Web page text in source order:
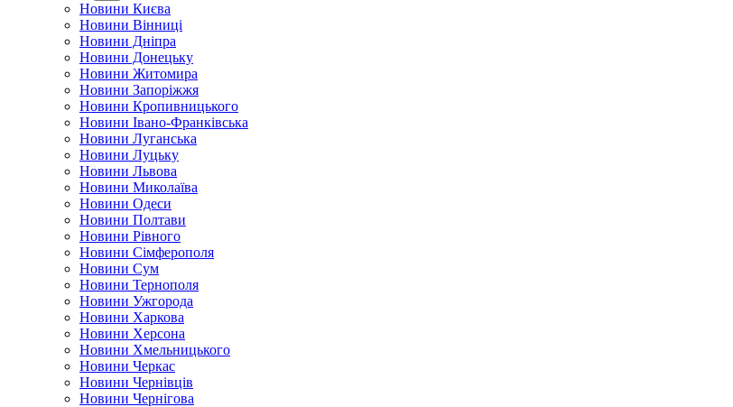
Новини Києва
Новини Вінниці
Новини Дніпра
Новини Донецьку
Новини Житомира
Новини Запоріжжя
Новини Кропивницького
Новини Івано-Франківська
Новини Луганська
Новини Луцьку
Новини Львова
Новини Миколаїва
Новини Одеси
Новини Полтави
Новини Рівного
Новини Сімферополя
Новини Сум
Новини Тернополя
Новини Ужгорода
Новини Харкова
Новини Херсона
Новини Хмельницького
Новини Черкас
Новини Чернівців
Новини Чернігова